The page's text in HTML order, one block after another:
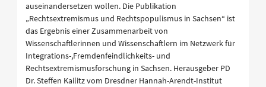
auseinandersetzen wollen. Die Publikation
„Rechtsextremismus und Rechtspopulismus in Sachsen“ ist
das Ergebnis einer Zusammenarbeit von
Wissenschaftlerinnen und Wissenschaftlern im Netzwerk für
Integrations-,Fremdenfeindlichkeits- und
Rechtsextremismusforschung in Sachsen. Herausgeber PD
Dr. Steffen Kailitz vom Dresdner Hannah-Arendt-Institut